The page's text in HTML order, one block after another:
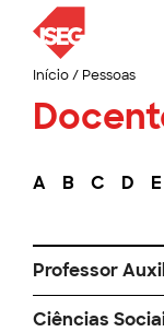
Início/ Pessoas
A B C D E
Professor
Ciências